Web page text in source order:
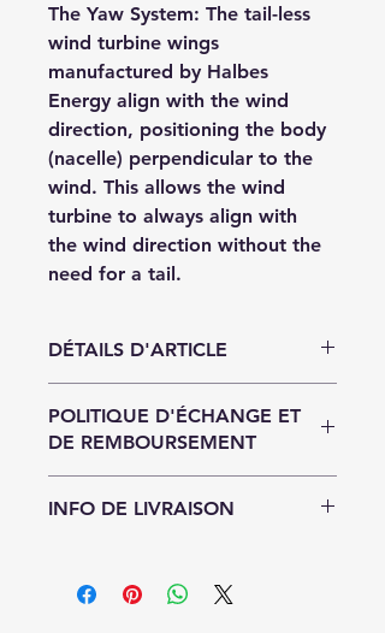
The Yaw System: The tail-less
wind turbine wings
manufactured by Halbes
Energy align with the wind
direction, positioning the body
(nacelle) perpendicular to the
wind. This allows the wind
turbine to always align with
the wind direction without the
need for a tail.
DÉTAILS D'ARTICLE
caractéristiques de l'article : taille,
matière et autres détails utiles. Cet
emplacement est idéal pour
article à vos clients.
POLITIQUE D'ÉCHANGE ET
DE REMBOURSEMENT
remboursement. Informez vos
qu'ils achètent sur votre site.
INFO DE LIVRAISON
ajouter davantage de détails sur
vos modes de livraison et